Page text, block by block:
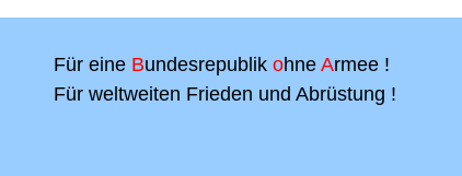
Für eine Bundesrepublik ohne Armee !
Für weltweiten Frieden und Abrüstung !